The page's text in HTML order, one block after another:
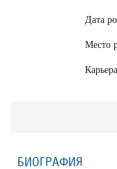
Дата
Место
БИОГРАФИЯ